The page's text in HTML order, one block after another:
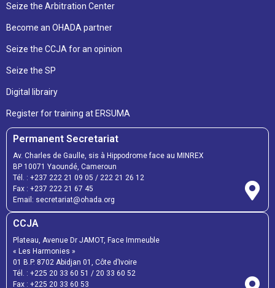
Seize the Arbitration Center
Become an OHADA partner
Seize the CCJA for an opinion
Seize the SP
Digital librairy
Register for training at ERSUMA
Permanent Secretariat
Av. Charles de Gaulle, sis à Hippodrome face au MINREX
BP 10071 Yaoundé, Cameroun
Tél. : +237 222 21 09 05 / 222 21 26 12
Fax : +237 222 21 67 45
Email: secretariat@ohada.org
CCJA
Plateau, Avenue Dr JAMOT, Face Immeuble
« Les Harmonies »
01 B.P. 8702 Abidjan 01, Côte d’Ivoire
Tél. : +225 20 33 60 51 / 20 33 60 52
Fax : +225 20 33 60 53